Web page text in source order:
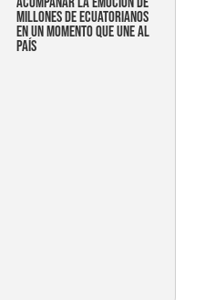
millones de ecuatorianos
en un momento que une al
país